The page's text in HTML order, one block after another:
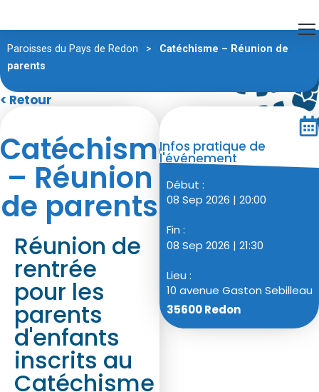
Paroisses du Pays de Redon >
Catéchisme – Réunion de
parents
< Retour
Catéchisme
– Réunion
de parents
Réunion de
rentrée
pour les
parents
d'enfants
inscrits au
Catéchisme
Infos pratique de
l'événement
Début :
08 Sep 2026 | 20:00
Fin :
08 Sep 2026 | 21:30
Lieu :
10 avenue Gaston Sebilleau
35600 Redon